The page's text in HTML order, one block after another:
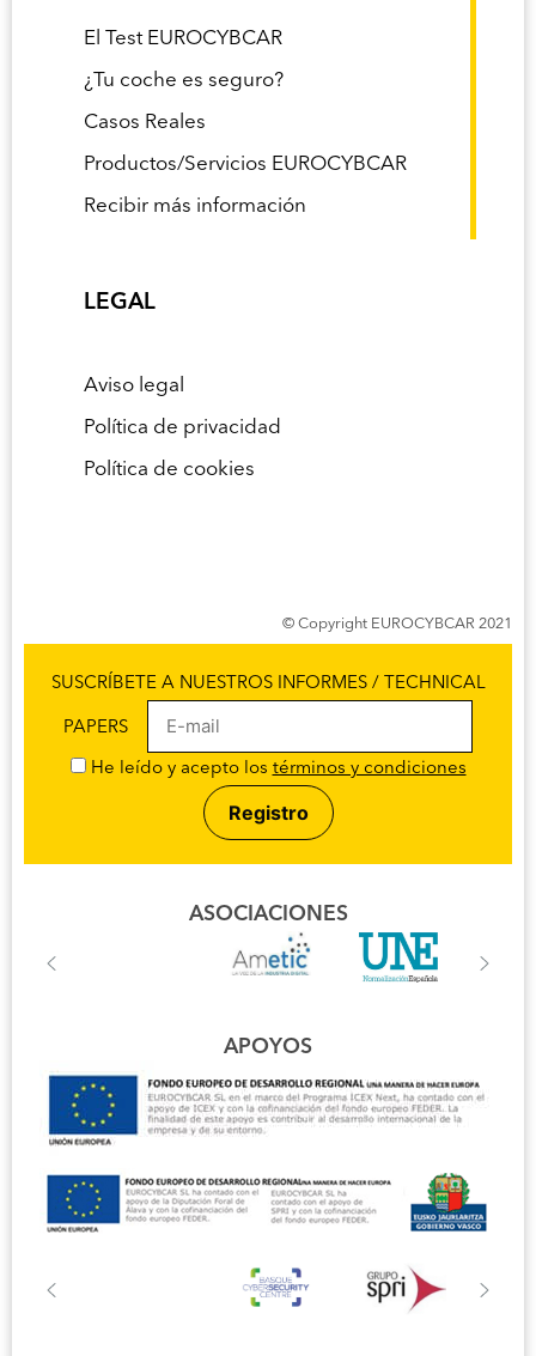
El Test EUROCYBCAR
¿Tu coche es seguro?
Casos Reales
Productos/Servicios EUROCYBCAR
Recibir más información
LEGAL
Aviso legal
Política de privacidad
Política de cookies
© Copyright EUROCYBCAR 2021
SUSCRÍBETE A NUESTROS INFORMES / TECHNICAL
PAPERS
He leído y acepto los términos y condiciones
ASOCIACIONES
APOYOS